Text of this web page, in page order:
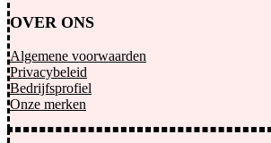
OVER ONS
Algemene voorwaarden
Privacybeleid
Bedrijfsprofiel
Onze merken